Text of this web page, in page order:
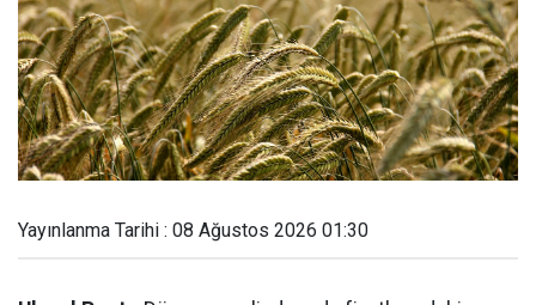
Yayınlanma Tarihi : 08 Ağustos 2026 01:30